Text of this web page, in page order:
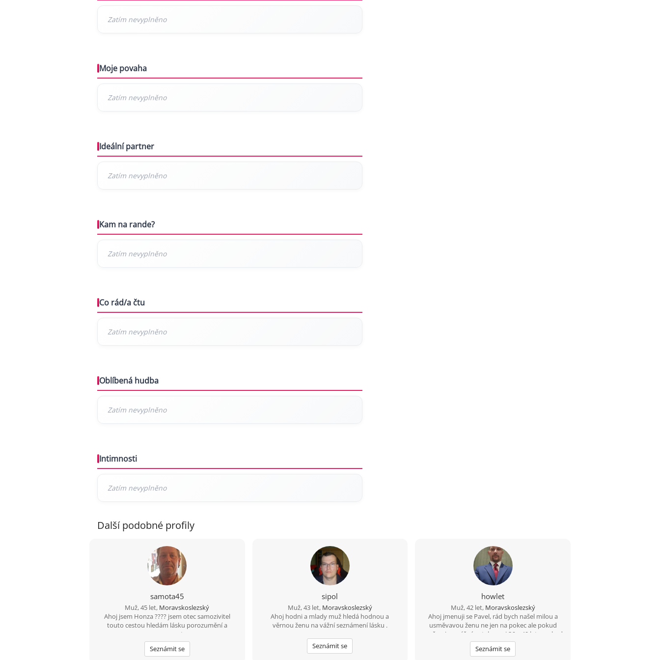
Moje povaha
Ideální partner
Kam na rande?
Co rád/a čtu
Oblíbená hudba
Intimnosti
Další podobné profily
samota45
Muž, 45 let, Moravskoslezský
Ahoj jsem Honza ???? jsem otec samozivitel
touto cestou hledám lásku porozumění a
upsymnost.
Seznámit se
sipol
Muž, 43 let, Moravskoslezský
Ahoj hodni a mlady muž hledá hodnou a
věrnou ženu na vážní seznámení lásku .
Seznámit se
howlet
Muž, 42 let, Moravskoslezský
Ahoj jmenuji se Pavel, rád bych našel milou a
usměvavou ženu ne jen na pokec ale pokud
možno i na vážný vztah mezi 26 a 49 lety, pokud
budeš chtít ozvi se, budu moc rád
Seznámit se